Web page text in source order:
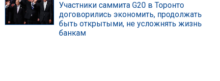
Участники саммита G20 в Торонто
договорились экономить, продолжать
быть открытыми, не усложнять жизнь
банкам